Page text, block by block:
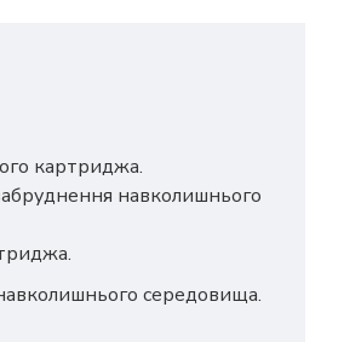
картриджа.
навколишнього
середовища.